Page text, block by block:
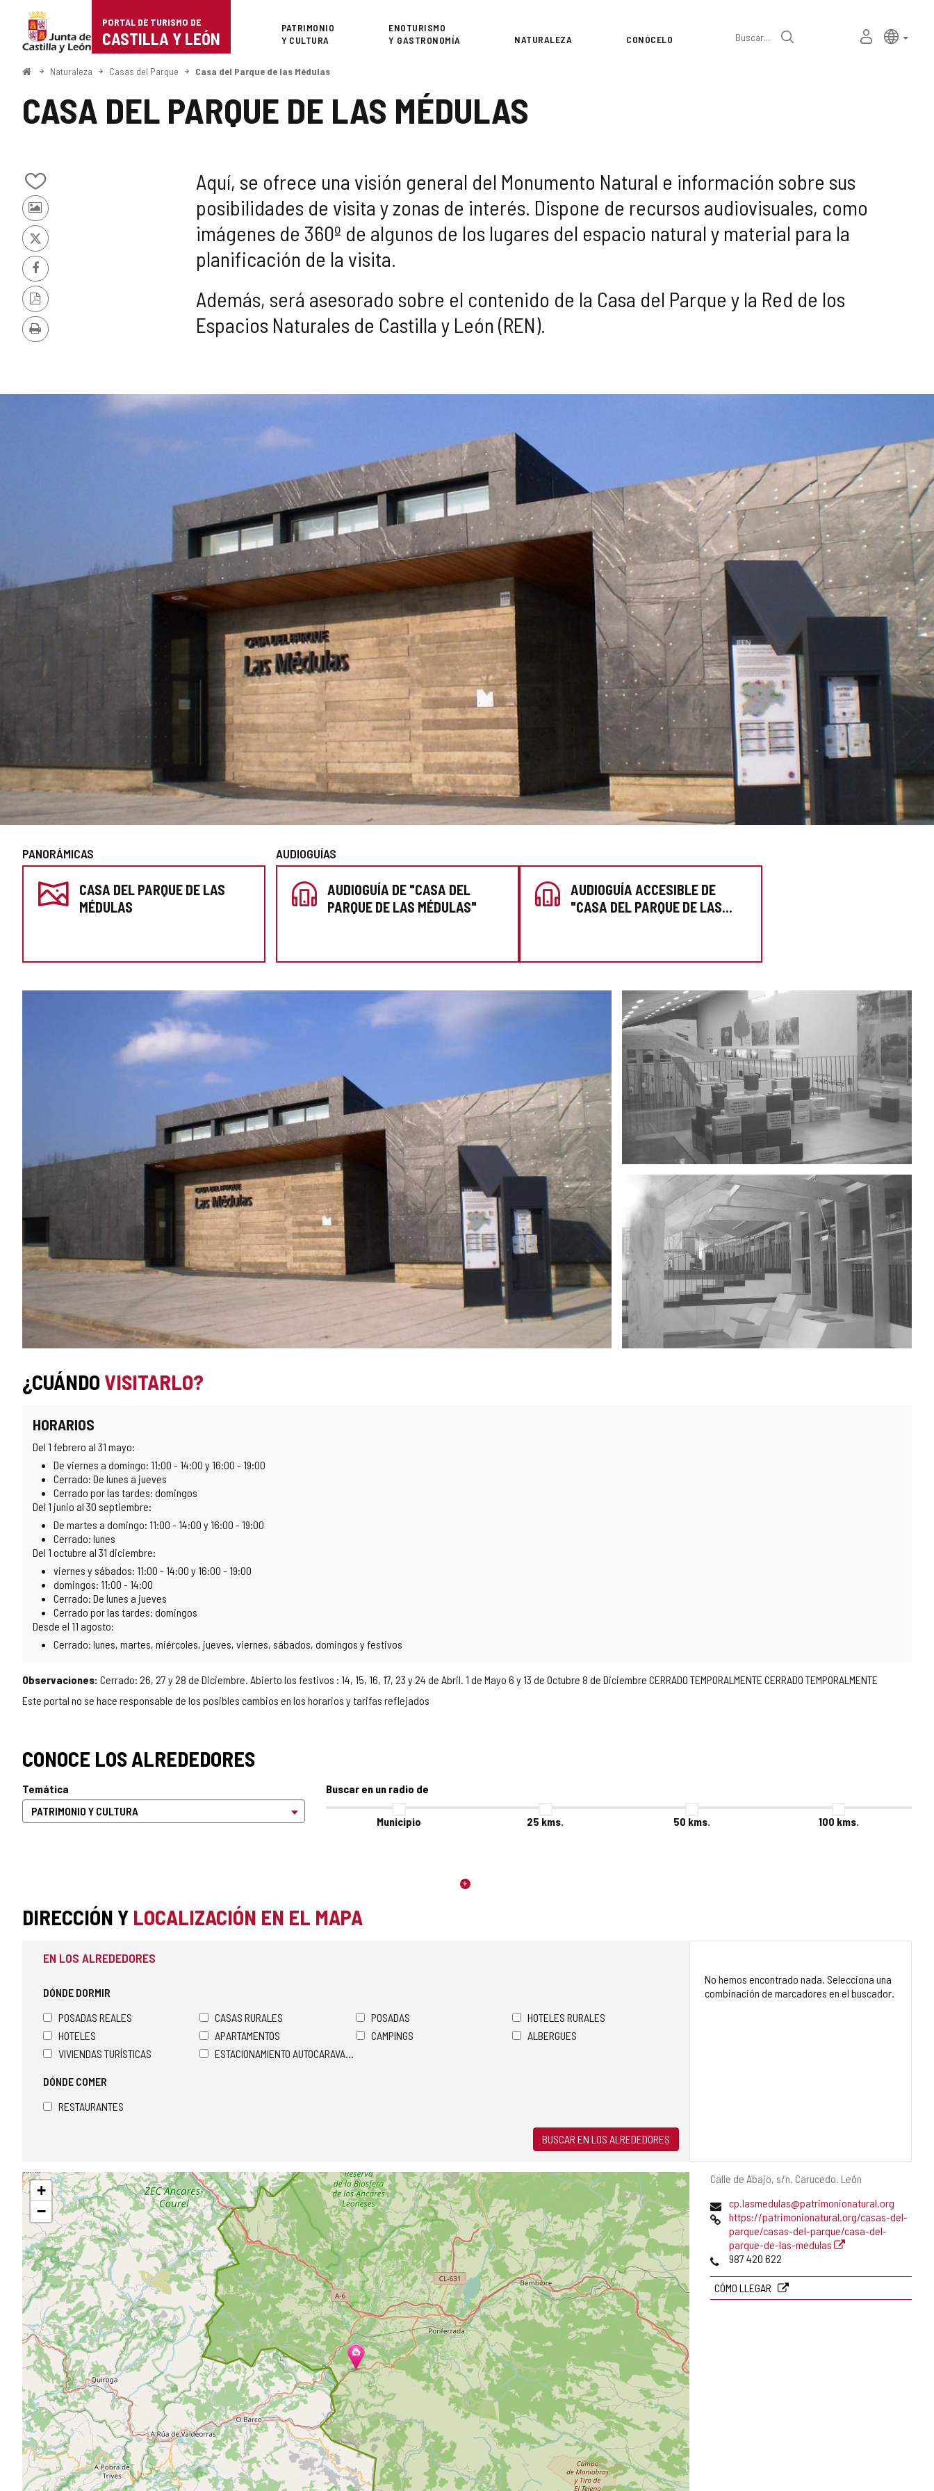
Portal
de
Turismo
Castilla
León
PORTAL DE TURISMO DE
CASTILLA Y LEÓN
Superior
PATRIMONIO
Y CULTURA
ENOTURISMO
Y GASTRONOMÍA
NATURALEZA CONÓCELO Buscar
ESPACIO
Selector
de
Idioma
InicioNaturaleza Casas del Parque Casa del Parque de las Médulas
CASA DEL PARQUE DE LAS MÉDULAS
Añadir/quitar
de
mis
cuadernos
Fotos
de
otros
turistas
X
Facebook
Versión
PDF
Imprimir
Aquí, se ofrece una visión general del Monumento Natural e información sobre sus
posibilidades de visita y zonas de interés. Dispone de recursos audiovisuales, como
imágenes de 360º de algunos de los lugares del espacio natural y material para la
planificación de la visita.
Además, será asesorado sobre el contenido de la Casa del Parque y la Red de los
Espacios Naturales de Castilla y León (REN).
PREPARA
TU
PANORÁMICAS
CASA DEL PARQUE DE LAS
MÉDULAS
AUDIOGUÍAS
AUDIOGUÍA DE "CASA DEL
PARQUE DE LAS MÉDULAS"
AUDIOGUÍA ACCESIBLE DE
"CASA DEL PARQUE DE LAS
¿CUÁNDO VISITARLO?
HORARIOS
Del 1 febrero al 31 mayo:
De viernes a domingo: 11:00 - 14:00 y 16:00 - 19:00
Cerrado: De lunes a jueves
Cerrado por las tardes: domingos
Del 1 junio al 30 septiembre:
De martes a domingo: 11:00 - 14:00 y 16:00 - 19:00
Cerrado: lunes
Del 1 octubre al 31 diciembre:
viernes y sábados: 11:00 - 14:00 y 16:00 - 19:00
domingos: 11:00 - 14:00
Cerrado: De lunes a jueves
Cerrado por las tardes: domingos
Desde el 11 agosto:
Cerrado: lunes, martes, miércoles, jueves, viernes, sábados, domingos y festivos
Observaciones: Cerrado: 26, 27 y 28 de Diciembre. Abierto los festivos : 14, 15, 16, 17, 23 y 24 de Abril. 1 de Mayo 6 y 13 de Octubre 8 de Diciembre CERRADO TEMPORALMENTE CERRADO TEMPORALMENTE
Este portal no se hace responsable de los posibles cambios en los horarios y tarifas reflejados
CONOCE LOS ALREDEDORES
Temática Buscar en un radio de
Municipio 25 kms. 50 kms. 100 kms.
DIRECCIÓN Y LOCALIZACIÓN EN EL MAPA
Dirección
Calle de Abajo, s/n. Carucedo. León
Dirección
de
correo
electrónico
cp.lasmedulas@patrimonionatural.org
Página
Web
https://patrimonionatural.org/casas-del-
parque/casas-del-parque/casa-del-
parque-de-las-medulas
Teléfonos
987 420 622
CÓMO LLEGAR
EN LOS ALREDEDORES
DÓNDE DORMIR
POSADAS REALES
CASAS RURALES POSADAS
HOTELES RURALES
HOTELES
APARTAMENTOS CAMPINGS
ALBERGUES
VIVIENDAS TURÍSTICAS
ESTACIONAMIENTO AUTOCARAVANAS
DÓNDE COMER
RESTAURANTES
BUSCAR EN LOS ALREDEDORES
No hemos encontrado nada. Selecciona una
combinación de marcadores en el buscador.
Saltar
mapa
+
−